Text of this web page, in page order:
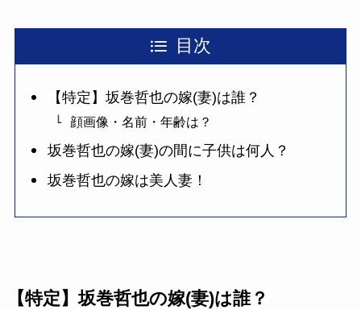
目次
【特定】坂巻哲也の嫁(妻)は誰？
顔画像・名前・年齢は？
坂巻哲也の嫁(妻)の間に子供は何人？
坂巻哲也の嫁は美人妻！
【特定】坂巻哲也の嫁(妻)は誰？